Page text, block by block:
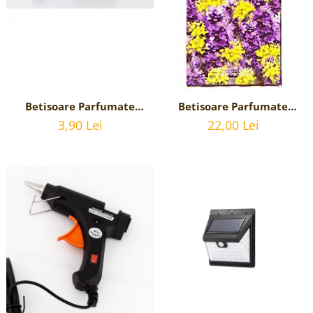
Betisoare Parfumate
Lavender Fennel cu
parfum de Lavanda - 20
3,90 Lei
Betisoare Parfumate
Lavender Fennel cu
parfum de Lavanda -6
22,00 Lei